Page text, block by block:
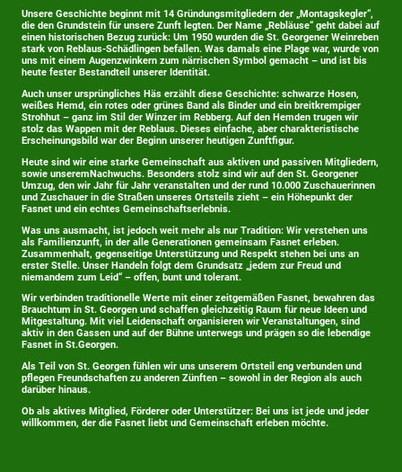
Unsere Geschichte beginnt mit 14 Gründungsmitgliedern der „Montagskegler“,
die den Grundstein für unsere Zunft legten. Der Name „Rebläuse“ geht dabei auf
einen historischen Bezug zurück: Um 1950 wurden die St. Georgener Weinreben
stark von Reblaus-Schädlingen befallen. Was damals eine Plage war, wurde von
uns mit einem Augenzwinkern zum närrischen Symbol gemacht – und ist bis
heute fester Bestandteil unserer Identität.
Auch unser ursprüngliches Häs erzählt diese Geschichte: schwarze Hosen,
weißes Hemd, ein rotes oder grünes Band als Binder und ein breitkrempiger
Strohhut – ganz im Stil der Winzer im Rebberg. Auf den Hemden trugen wir
stolz das Wappen mit der Reblaus. Dieses einfache, aber charakteristische
Erscheinungsbild war der Beginn unserer heutigen Zunftfigur.
Heute sind wir eine starke Gemeinschaft aus aktiven und passiven Mitgliedern,
sowie unseremNachwuchs. Besonders stolz sind wir auf den St. Georgener
Umzug, den wir Jahr für Jahr veranstalten und der rund 10.000 Zuschauerinnen
und Zuschauer in die Straßen unseres Ortsteils zieht – ein Höhepunkt der
Fasnet und ein echtes Gemeinschaftserlebnis.
Was uns ausmacht, ist jedoch weit mehr als nur Tradition: Wir verstehen uns
als Familienzunft, in der alle Generationen gemeinsam Fasnet erleben.
Zusammenhalt, gegenseitige Unterstützung und Respekt stehen bei uns an
erster Stelle. Unser Handeln folgt dem Grundsatz „jedem zur Freud und
niemandem zum Leid“ – offen, bunt und tolerant.
Wir verbinden traditionelle Werte mit einer zeitgemäßen Fasnet, bewahren das
Brauchtum in St. Georgen und schaffen gleichzeitig Raum für neue Ideen und
Mitgestaltung. Mit viel Leidenschaft organisieren wir Veranstaltungen, sind
aktiv in den Gassen und auf der Bühne unterwegs und prägen so die lebendige
Fasnet in St.Georgen.
Als Teil von St. Georgen fühlen wir uns unserem Ortsteil eng verbunden und
pflegen Freundschaften zu anderen Zünften – sowohl in der Region als auch
darüber hinaus.
Ob als aktives Mitglied, Förderer oder Unterstützer: Bei uns ist jede und jeder
willkommen, der die Fasnet liebt und Gemeinschaft erleben möchte.